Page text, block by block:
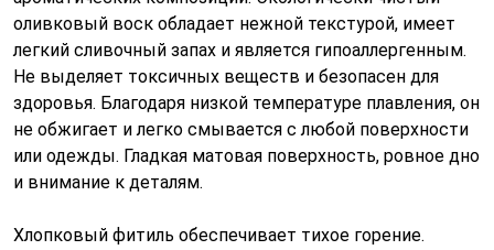
оливковый воск обладает нежной текстурой, имеет
легкий сливочный запах и является гипоаллергенным.
Не выделяет токсичных веществ и безопасен для
здоровья. Благодаря низкой температуре плавления, он
не обжигает и легко смывается с любой поверхности
или одежды. Гладкая матовая поверхность, ровное дно
и внимание к деталям.
Хлопковый фитиль обеспечивает тихое горение.